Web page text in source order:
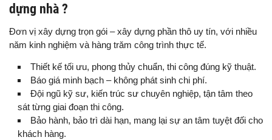
dựng nhà ?
Đơn vị xây dựng trọn gói – xây dựng phần thô uy tín, với nhiều
năm kinh nghiệm và hàng trăm công trình thực tế.
Thiết kế tối ưu, phong thủy chuẩn, thi công đúng kỹ thuật.
Báo giá minh bạch – không phát sinh chi phí.
Đội ngũ kỹ sư, kiến trúc sư chuyên nghiệp, tận tâm theo
sát từng giai đoạn thi công.
Bảo hành, bảo trì dài hạn, mang lại sự an tâm tuyệt đối cho
khách hàng.